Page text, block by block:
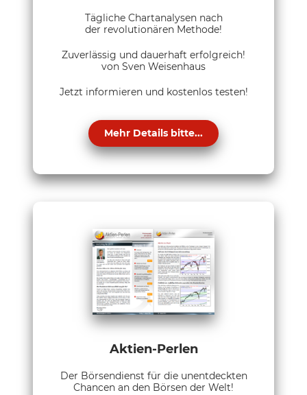
Tägliche Chartanalysen nach
der revolutionären Methode!
Zuverlässig und dauerhaft erfolgreich!
von Sven Weisenhaus
Jetzt informieren und kostenlos testen!
Mehr Details bitte...
Aktien-Perlen
Der Börsendienst für die unentdeckten
Chancen an den Börsen der Welt!